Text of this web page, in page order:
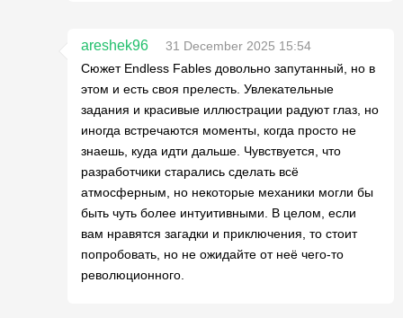
areshek96
31 December 2025 15:54
Сюжет Endless Fables довольно запутанный, но в
этом и есть своя прелесть. Увлекательные
задания и красивые иллюстрации радуют глаз, но
иногда встречаются моменты, когда просто не
знаешь, куда идти дальше. Чувствуется, что
разработчики старались сделать всё
атмосферным, но некоторые механики могли бы
быть чуть более интуитивными. В целом, если
вам нравятся загадки и приключения, то стоит
попробовать, но не ожидайте от неё чего-то
революционного.